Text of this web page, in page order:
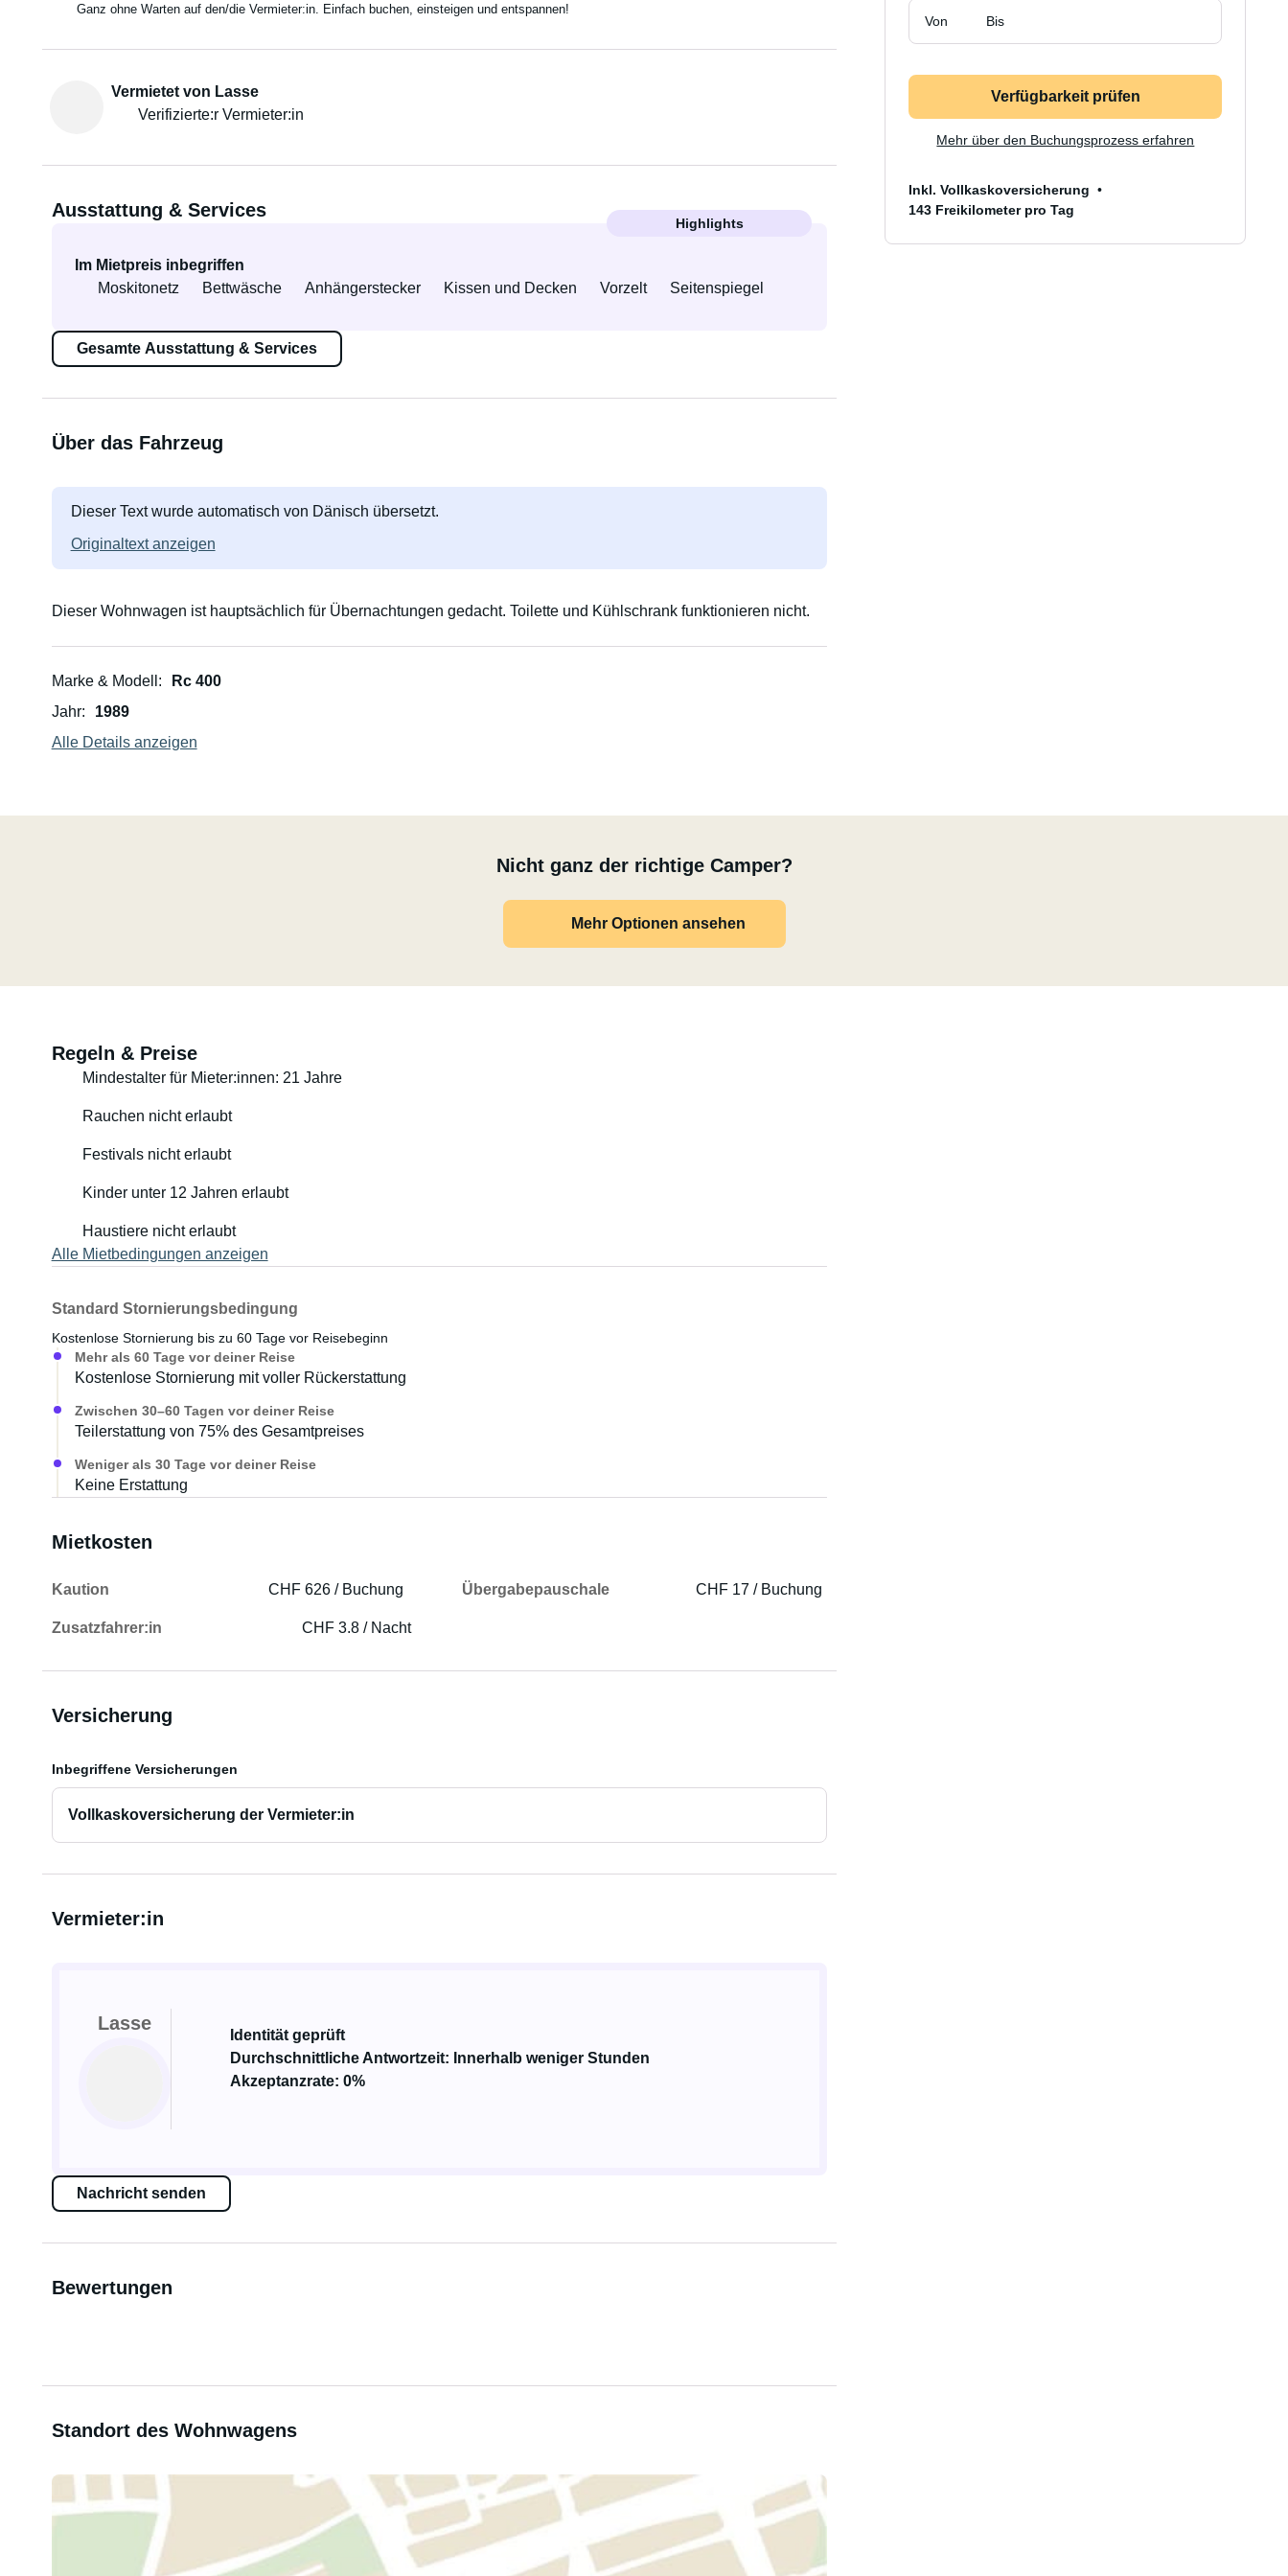
Ganz ohne Warten auf den/die Vermieter:in. Einfach buchen, einsteigen und entspannen!
Vermietet von Lasse
Verifizierte:r Vermieter:in
Ausstattung & Services
Highlights
Im Mietpreis inbegriffen
Moskitonetz
Bettwäsche Anhängerstecker Kissen und Decken Vorzelt Seitenspiegel
Gesamte Ausstattung & Services
Über das Fahrzeug
Dieser Text wurde automatisch von Dänisch übersetzt.
Originaltext anzeigen
Dieser Wohnwagen ist hauptsächlich für Übernachtungen gedacht. Toilette und Kühlschrank funktionieren nicht.
Marke & Modell
Rc 400
Jahr
1989
Alle Details anzeigen
Nicht ganz der richtige Camper?
Mehr Optionen ansehen
Regeln & Preise
Mindestalter für Mieter:innen: 21 Jahre
Rauchen nicht erlaubt
Festivals nicht erlaubt
Kinder unter 12 Jahren erlaubt
Haustiere nicht erlaubt
Alle Mietbedingungen anzeigen
Standard Stornierungsbedingung
Kostenlose Stornierung bis zu 60 Tage vor Reisebeginn
Mehr als 60 Tage vor deiner Reise
Kostenlose Stornierung mit voller Rückerstattung
Zwischen 30–60 Tagen vor deiner Reise
Teilerstattung von 75% des Gesamtpreises
Weniger als 30 Tage vor deiner Reise
Keine Erstattung
Mietkosten
Kaution CHF 626 / Buchung Übergabepauschale CHF 17 / Buchung
Zusatzfahrer:in CHF 3.8 / Nacht
Versicherung
Inbegriffene Versicherungen
Vollkaskoversicherung der Vermieter:in
Vermieter:in
Lasse
Identität geprüft
Durchschnittliche Antwortzeit: Innerhalb weniger Stunden
Akzeptanzrate: 0%
Nachricht senden
Bewertungen
Standort des Wohnwagens
Von Bis
Verfügbarkeit prüfen
Mehr über den Buchungsprozess erfahren
Inkl. Vollkaskoversicherung
143 Freikilometer pro Tag